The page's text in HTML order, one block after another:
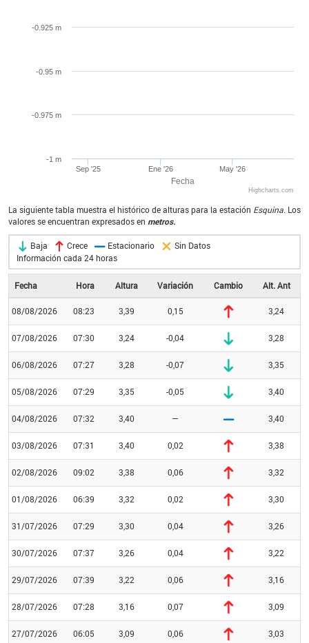
Fecha
Ene '26
Sep '25 May '26
-1 m
-0.975 m
-0.95 m
-0.925 m
Highcharts.com
La siguiente tabla muestra el histórico de alturas para la estación Esquina. Los
valores se encuentran expresados en metros.
Baja Crece Estacionario
Sin Datos
Información cada 24 horas
Fecha Hora Altura Variación Cambio Alt. Ant
08/08/2026 08:23 3,39 0,15 3,24
07/08/2026 07:30 3,24 -0,04 3,28
06/08/2026 07:27 3,28 -0,07 3,35
05/08/2026 07:29 3,35 -0,05 3,40
04/08/2026 07:32 3,40 — 3,40
03/08/2026 07:31 3,40 0,02 3,38
02/08/2026 09:02 3,38 0,06 3,32
01/08/2026 06:39 3,32 0,02 3,30
31/07/2026 07:29 3,30 0,04 3,26
30/07/2026 07:37 3,26 0,04 3,22
29/07/2026 07:39 3,22 0,06 3,16
28/07/2026 07:28 3,16 0,07 3,09
27/07/2026 06:05 3,09 0,06 3,03